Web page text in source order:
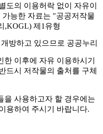
도의 이용허락 없이 자유이
가능한 자료는 "공공저작물
,KOGL) 제1유형
방하고 있으므로 공공누리
이후에 자유 이용하시기
드시 저작물의 출처를 구체
을 사용하고자 할 경우에는
용하여 주시기 바랍니다.